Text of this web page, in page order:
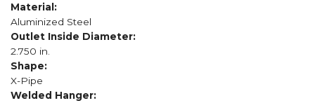
Material:
Aluminized Steel
Outlet Inside Diameter:
2.750 in.
Shape:
X-Pipe
Welded Hanger: